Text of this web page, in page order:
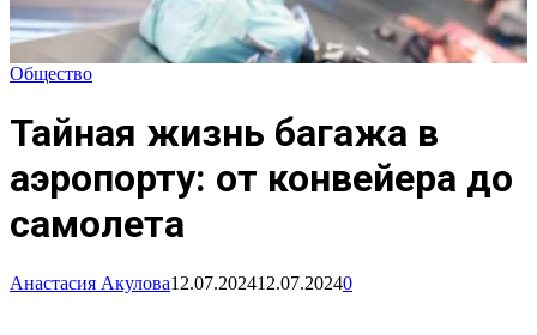
Общество
Тайная жизнь багажа в
аэропорту: от конвейера до
самолета
Анастасия Акулова12.07.202412.07.20240